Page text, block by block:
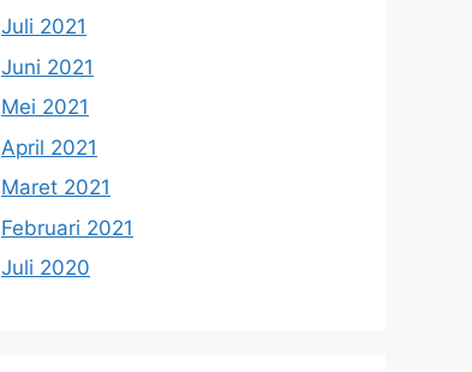
Juli 2021
Juni 2021
Mei 2021
April 2021
Maret 2021
Februari 2021
Juli 2020